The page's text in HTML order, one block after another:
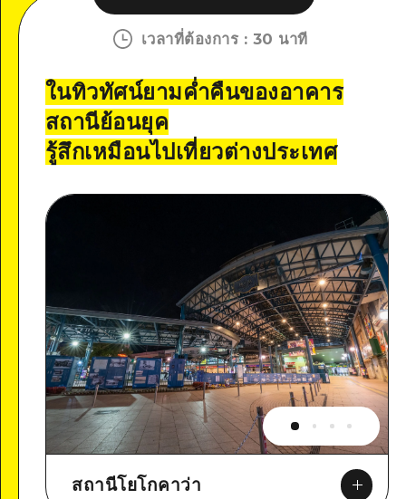
เวลาที่ต้องการ : 30 นาที
ในทิวทัศน์ยามค่ำคืนของอาคาร
สถานีย้อนยุค
รู้สึกเหมือนไปเที่ยวต่างประเทศ
สถานีโยโกคาว่า